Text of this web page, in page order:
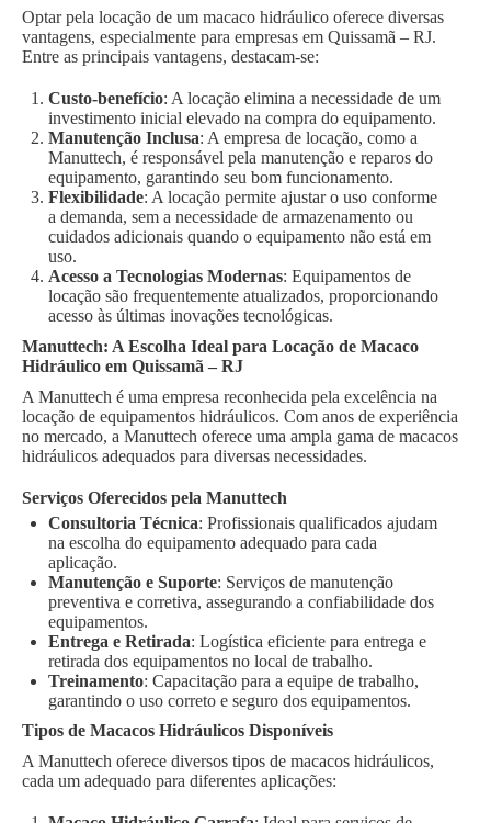
Optar pela locação de um macaco hidráulico oferece diversas
vantagens, especialmente para empresas em Quissamã – RJ.
Entre as principais vantagens, destacam-se:
Custo-benefício: A locação elimina a necessidade de um
investimento inicial elevado na compra do equipamento.
Manutenção Inclusa: A empresa de locação, como a
Manuttech, é responsável pela manutenção e reparos do
equipamento, garantindo seu bom funcionamento.
Flexibilidade: A locação permite ajustar o uso conforme
a demanda, sem a necessidade de armazenamento ou
cuidados adicionais quando o equipamento não está em
uso.
Acesso a Tecnologias Modernas: Equipamentos de
locação são frequentemente atualizados, proporcionando
acesso às últimas inovações tecnológicas.
Manuttech: A Escolha Ideal para Locação de Macaco
Hidráulico em Quissamã – RJ
A Manuttech é uma empresa reconhecida pela excelência na
locação de equipamentos hidráulicos. Com anos de experiência
no mercado, a Manuttech oferece uma ampla gama de macacos
hidráulicos adequados para diversas necessidades.
Serviços Oferecidos pela Manuttech
Consultoria Técnica: Profissionais qualificados ajudam
na escolha do equipamento adequado para cada
aplicação.
Manutenção e Suporte: Serviços de manutenção
preventiva e corretiva, assegurando a confiabilidade dos
equipamentos.
Entrega e Retirada: Logística eficiente para entrega e
retirada dos equipamentos no local de trabalho.
Treinamento: Capacitação para a equipe de trabalho,
garantindo o uso correto e seguro dos equipamentos.
Tipos de Macacos Hidráulicos Disponíveis
A Manuttech oferece diversos tipos de macacos hidráulicos,
cada um adequado para diferentes aplicações: